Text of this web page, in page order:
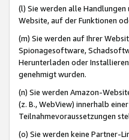
(l) Sie werden alle
Website, auf der Funktionen
(m) Sie werden auf Ihrer
Spionagesoftware,
Herunterladen oder
genehmigt wurden.
(n) Sie werden Amazon-
(z. B., WebView) innerhalb
Teilnahmevoraussetzungen
(o) Sie werden keine Partner-